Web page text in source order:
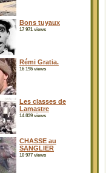
Bons tuyaux
17 971 views
Rémi Gratia.
16 195 views
Les classes de
Lamastre
14 839 views
CHASSE au
SANGLIER
10 977 views